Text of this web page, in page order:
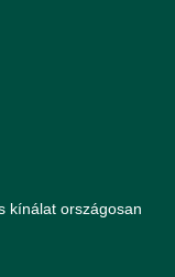
kínálat országosan